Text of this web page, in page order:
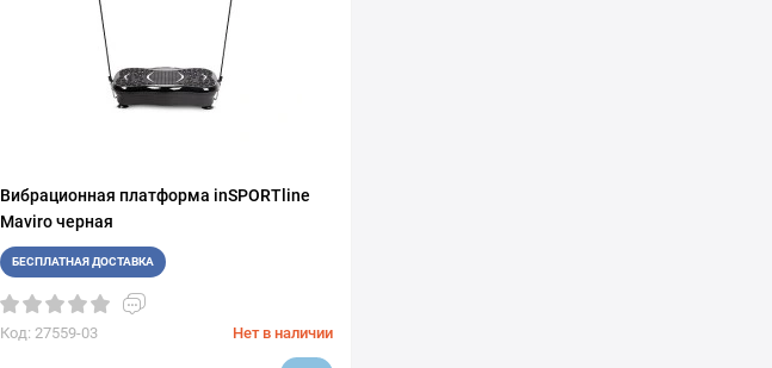
Вибрационная платформа inSPORTline
Maviro черная
БЕСПЛАТНАЯ ДОСТАВКА
Код: 27559-03 Нет в наличии